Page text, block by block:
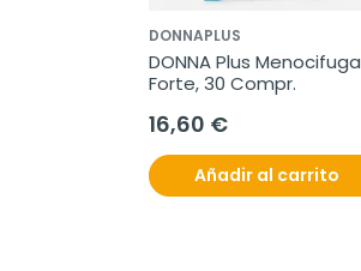
DONNAPLUS
DONNA Plus Menocifuga
Forte, 30 Compr.
16,60 €
Añadir al carrito